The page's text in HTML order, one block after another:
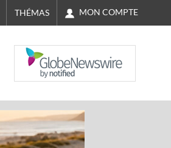
THÉMAS MON COMPTE
NASDAQ